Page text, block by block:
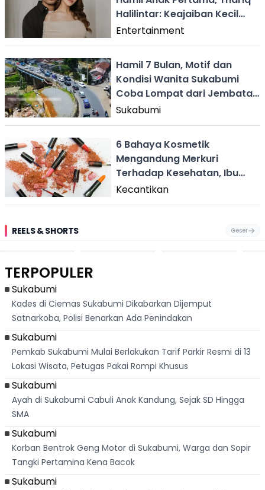
Halilintar: Keajaiban Kecil
Kami
Entertainment
Hamil 7 Bulan, Motif dan
Kondisi Wanita Sukabumi
Coba Lompat dari Jembatan
Pamuruyan Cibadak
Sukabumi
6 Bahaya Kosmetik
Mengandung Merkuri
Terhadap Kesehatan, Ibu
Hamil Wajib Waspada!
Kecantikan
REELS & SHORTS Geser
Festival Ekstrem
San Fermín,
Banteng
"Bang Messi"
TERPOPULER
Sukabumi
Kades di Ciemas Sukabumi Dikabarkan Dijemput
Satnarkoba, Polisi Benarkan Ada Penindakan
Sukabumi
Pemkab Sukabumi Mulai Berlakukan Tarif Parkir Resmi di 13
Lokasi Wisata, Petugas Pakai Rompi Khusus
Sukabumi
Ayah di Sukabumi Cabuli Anak Kandung, Sejak SD Hingga
SMA
Sukabumi
Korban Bentrok Geng Motor di Sukabumi, Warga dan Sopir
Tangki Pertamina Kena Bacok
Sukabumi